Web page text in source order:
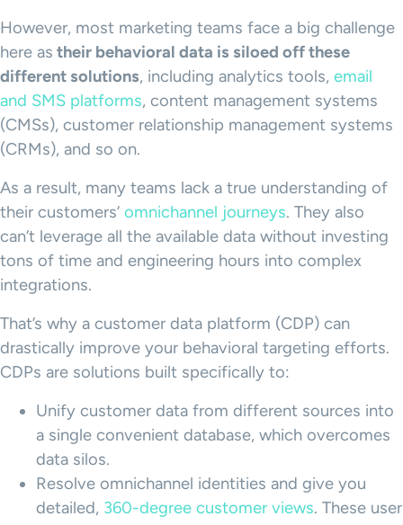
However, most marketing teams face a big challenge
here as their behavioral data is siloed off these
different solutions, including analytics tools, email
and SMS platforms, content management systems
(CMSs), customer relationship management systems
(CRMs), and so on.
As a result, many teams lack a true understanding of
their customers’ omnichannel journeys. They also
can’t leverage all the available data without investing
tons of time and engineering hours into complex
integrations.
That’s why a customer data platform (CDP) can
drastically improve your behavioral targeting efforts.
CDPs are solutions built specifically to:
Unify customer data from different sources into
a single convenient database, which overcomes
data silos.
Resolve omnichannel identities and give you
detailed, 360-degree customer views. These user